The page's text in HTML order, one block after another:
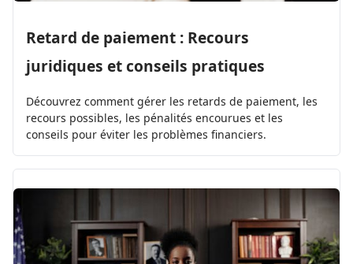
Retard de paiement : Recours
juridiques et conseils pratiques
Découvrez comment gérer les retards de paiement, les
recours possibles, les pénalités encourues et les
conseils pour éviter les problèmes financiers.